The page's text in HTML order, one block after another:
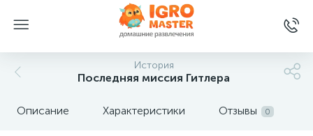
История
Последняя миссия Гитлера
Описание Характеристики Отзывы 0